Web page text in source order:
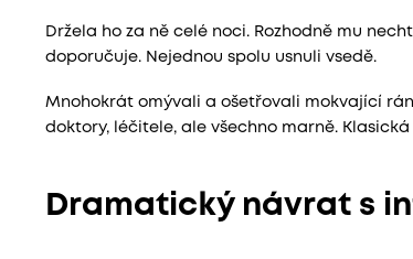
Držela ho za ně celé noci. Rozhodně mu
doporučuje. Nejednou spolu usnuli vsedě.
Mnohokrát omývali a ošetřovali mokvající
doktory, léčitele, ale všechno marně.
Dramatický návrat s